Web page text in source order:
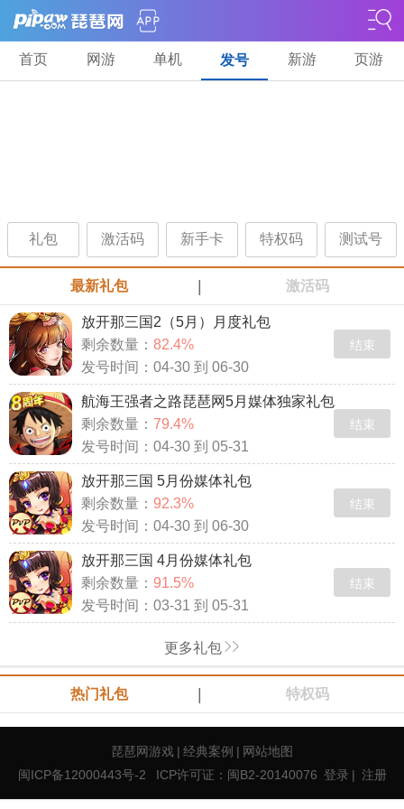
首页 网游 单机 发号 新游 页游
礼包 激活码 新手卡 特权码 测试号
最新礼包 激活码
放开那三国2（5月）月度礼包
剩余数量： 82.4%
发号时间：04-30 到 06-30
结束
航海王强者之路琵琶网5月媒体独家礼包
剩余数量： 79.4%
发号时间：04-30 到 05-31
结束
放开那三国 5月份媒体礼包
剩余数量： 92.3%
发号时间：04-30 到 06-30
结束
放开那三国 4月份媒体礼包
剩余数量： 91.5%
发号时间：03-31 到 05-31
结束
更多礼包
热门礼包 特权码
琵琶网游戏 | 经典案例 | 网站地图
闽ICP备12000443号-2
ICP许可证：闽B2-20140076 登录 | 注册